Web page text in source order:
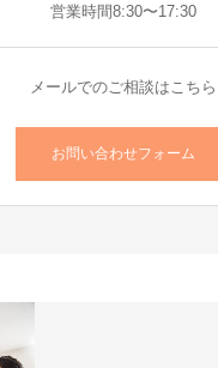
営業時間8:30〜17:30
メールでのご相談はこちら
お問い合わせフォーム